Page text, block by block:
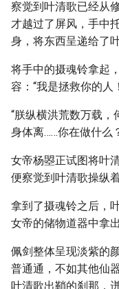
察觉到叶清歌已经从
才越过了屏风，手中
身，将东西呈递给了叶
将手中的摄魂铃拿起
容：“我是拯救你的人
“朕纵横洪荒数万载
身体离……你在做什么
女帝杨曌正试图将叶
便察觉到叶清歌操纵
拿到了摄魂铃之后，
女帝的储物道器中拿
佩剑整体呈现淡紫的
普通通，不如其他仙
叶清歌出鞘的刹那，